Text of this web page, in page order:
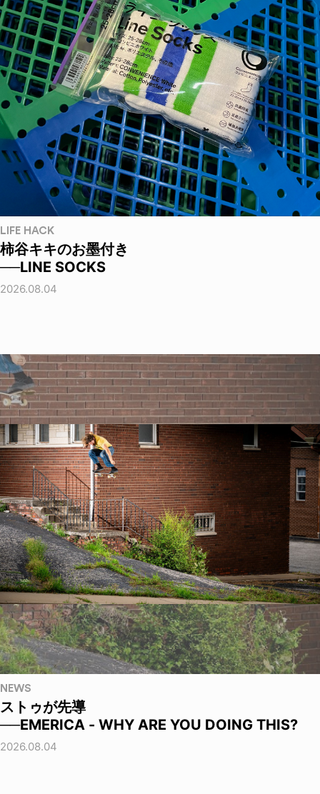
LIFE HACK
柿谷キキのお墨付き
──LINE SOCKS
2026.08.04
NEWS
ストゥが先導
──EMERICA - WHY ARE YOU DOING THIS?
2026.08.04